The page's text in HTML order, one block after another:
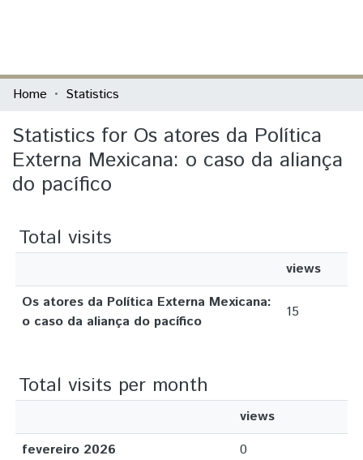
Communities & Collections
All of DSpace
Home Statistics
Statistics for Os atores da Política
Externa Mexicana: o caso da aliança
do pacífico
Total visits
views
Os atores da Política Externa Mexicana:
o caso da aliança do pacífico
15
Total visits per month
views
fevereiro 2026
0